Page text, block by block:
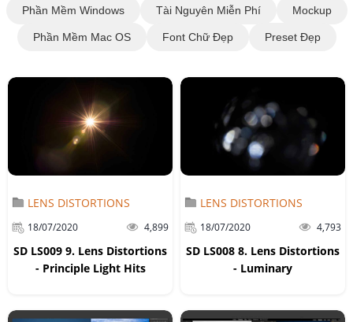
Phần Mềm Windows Tài Nguyên Miễn Phí Mockup
Phần Mềm Mac OS Font Chữ Đẹp Preset Đẹp
LENS DISTORTIONS
18/07/2020 4,899
SD LS009 9. Lens Distortions
- Principle Light Hits
LENS DISTORTIONS
18/07/2020 4,793
SD LS008 8. Lens Distortions
- Luminary